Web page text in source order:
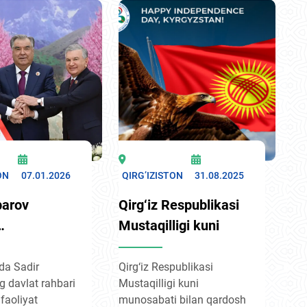
07.01.2026
rolini
Sadir
davlat rahbari
QIRG’IZISTON 31.08.2025
Qirg‘iz Respublikasi
Mustaqilligi kuni
Qirg‘iz Respublikasi
Mustaqilligi kuni
munosabati bilan qardosh